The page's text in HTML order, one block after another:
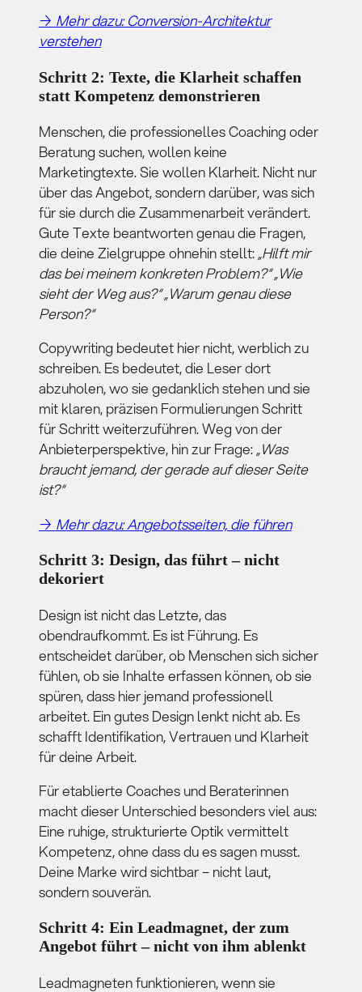
→ Mehr dazu: Conversion-Architektur
verstehen
Schritt 2: Texte, die Klarheit schaffen
statt Kompetenz demonstrieren
Menschen, die professionelles Coaching oder
Beratung suchen, wollen keine
Marketingtexte. Sie wollen Klarheit. Nicht nur
über das Angebot, sondern darüber, was sich
für sie durch die Zusammenarbeit verändert.
Gute Texte beantworten genau die Fragen,
die deine Zielgruppe ohnehin stellt:„Hilft mir
das bei meinem konkreten Problem?“ „Wie
sieht der Weg aus?“ „Warum genau diese
Person?“
Copywriting bedeutet hier nicht, werblich zu
schreiben. Es bedeutet, die Leser dort
abzuholen, wo sie gedanklich stehen und sie
mit klaren, präzisen Formulierungen Schritt
für Schritt weiterzuführen. Weg von der
Anbieterperspektive, hin zur Frage:„Was
braucht jemand, der gerade auf dieser Seite
ist?“
→ Mehr dazu: Angebotsseiten, die führen
Schritt 3: Design, das führt – nicht
dekoriert
Design ist nicht das Letzte, das
obendraufkommt. Es ist Führung. Es
entscheidet darüber, ob Menschen sich sicher
fühlen, ob sie Inhalte erfassen können, ob sie
spüren, dass hier jemand professionell
arbeitet. Ein gutes Design lenkt nicht ab. Es
schafft Identifikation, Vertrauen und Klarheit
für deine Arbeit.
Für etablierte Coaches und Beraterinnen
macht dieser Unterschied besonders viel aus:
Eine ruhige, strukturierte Optik vermittelt
Kompetenz, ohne dass du es sagen musst.
Deine Marke wird sichtbar – nicht laut,
sondern souverän.
Schritt 4: Ein Leadmagnet, der zum
Angebot führt – nicht von ihm ablenkt
Leadmagneten funktionieren, wenn sie